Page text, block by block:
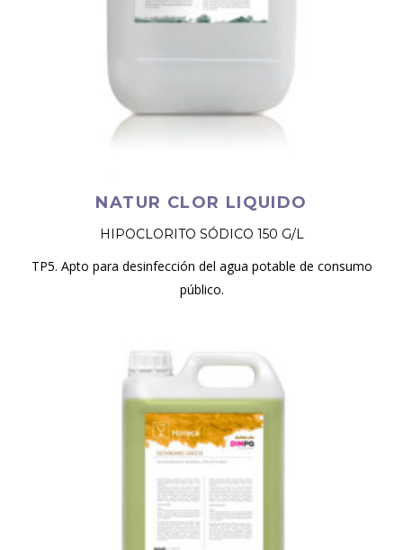
NATUR CLOR LIQUIDO
HIPOCLORITO SÓDICO 150 G/L
TP5. Apto para desinfección del agua potable de consumo
público.